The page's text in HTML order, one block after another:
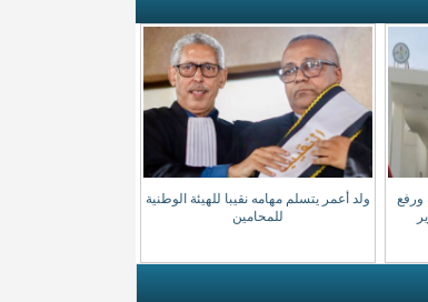
ورفع
ولد أعمر يتسلم مهامه نقيبا للهيئة الوطنية
للمحامين